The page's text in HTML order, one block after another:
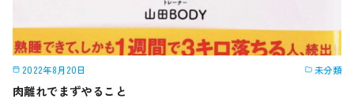
2022年8月20日 未分類
肉離れでまずやること